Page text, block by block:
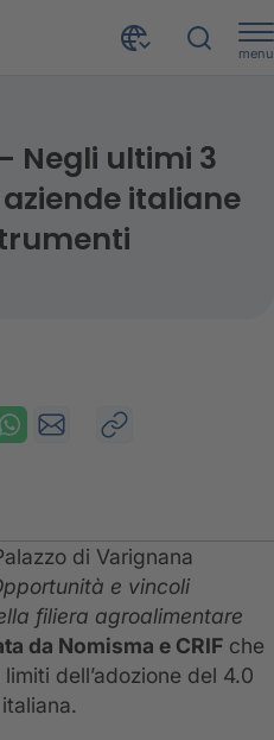
menu
Negli ultimi 3
italiane
di Varignana
e vincoli
filiera agroalimentare
da Nomisma e CRIF che
dell’adozione del 4.0